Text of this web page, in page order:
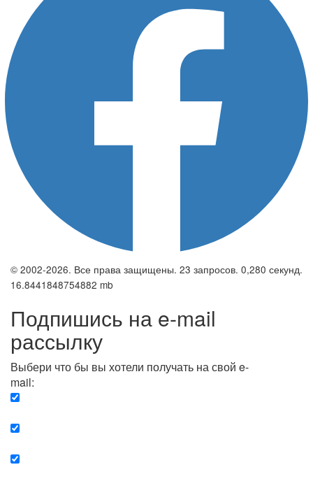
© 2002-2026. Все права защищены. 23 запросов. 0,280 секунд.
16.8441848754882 mb
Подпишись на e-mail
рассылку
Выбери что бы вы хотели получать на свой e-
mail: